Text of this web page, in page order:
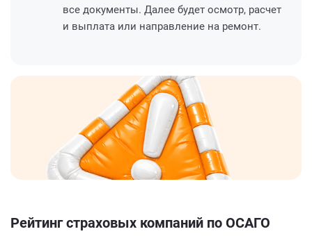
все документы. Далее будет осмотр, расчет
и выплата или направление на ремонт.
Рейтинг страховых компаний по ОСАГО